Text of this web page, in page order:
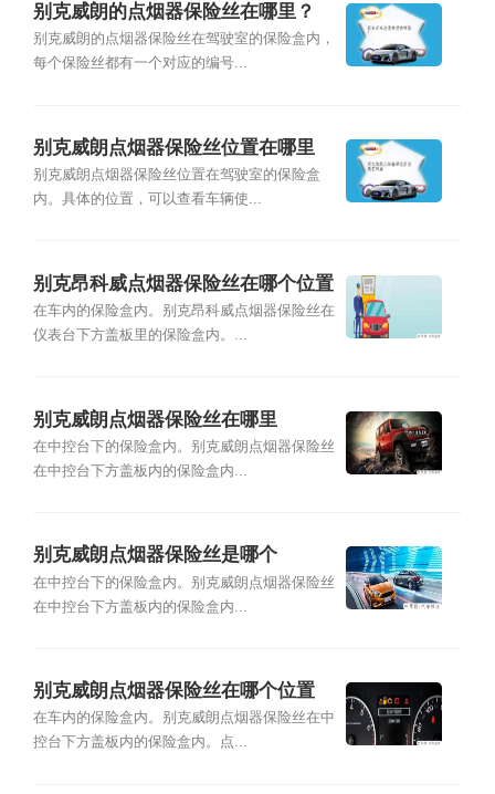
别克威朗的点烟器保险丝在哪里？
别克威朗的点烟器保险丝在驾驶室的保险盒内，
每个保险丝都有一个对应的编号...
别克威朗点烟器保险丝位置在哪里
别克威朗点烟器保险丝位置在驾驶室的保险盒
内。具体的位置，可以查看车辆使...
别克昂科威点烟器保险丝在哪个位置
在车内的保险盒内。别克昂科威点烟器保险丝在
仪表台下方盖板里的保险盒内。...
别克威朗点烟器保险丝在哪里
在中控台下的保险盒内。别克威朗点烟器保险丝
在中控台下方盖板内的保险盒内...
别克威朗点烟器保险丝是哪个
在中控台下的保险盒内。别克威朗点烟器保险丝
在中控台下方盖板内的保险盒内...
别克威朗点烟器保险丝在哪个位置
在车内的保险盒内。别克威朗点烟器保险丝在中
控台下方盖板内的保险盒内。点...